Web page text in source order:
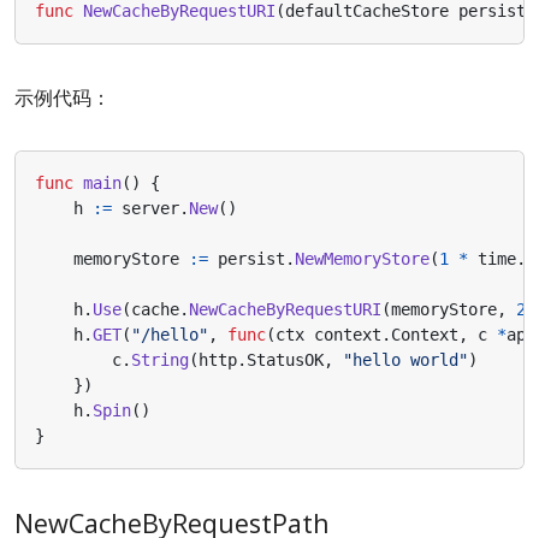
func NewCacheByRequestURI (defaultCacheStore persist
示例代码：
func main()
{
h
:= server. New()
memoryStore := persist . NewMemoryStore(1 * time.
h. Use(cache. NewCacheByRequestURI (memoryStore, 2
h.GET( "/hello" , func(ctx context . Context , c *app
c. String( http. StatusOK, "hello world")
})
h. Spin()
}
NewCacheByRequestPath